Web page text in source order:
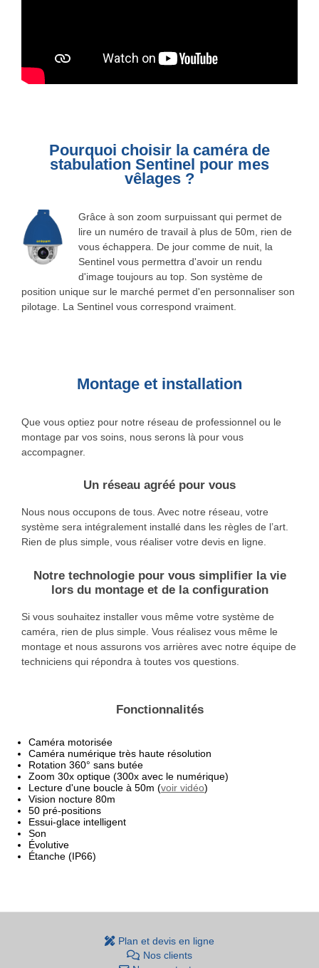
Pourquoi choisir la caméra de
stabulation Sentinel pour mes
vêlages ?
Grâce à son zoom surpuissant qui permet de
lire un numéro de travail à plus de 50m, rien de
vous échappera. De jour comme de nuit, la
Sentinel vous permettra d'avoir un rendu
d'image toujours au top. Son système de
position unique sur le marché permet d'en personnaliser son
pilotage. La Sentinel vous correspond vraiment.
Montage et installation
Que vous optiez pour notre réseau de professionnel ou le
montage par vos soins, nous serons là pour vous
accompagner.
Un réseau agréé pour vous
Nous nous occupons de tous. Avec notre réseau, votre
système sera intégralement installé dans les règles de l’art.
Rien de plus simple, vous réaliser votre devis en ligne.
Notre technologie pour vous simplifier la vie
lors du montage et de la configuration
Si vous souhaitez installer vous même votre système de
caméra, rien de plus simple. Vous réalisez vous même le
montage et nous assurons vos arrières avec notre équipe de
techniciens qui répondra à toutes vos questions.
Fonctionnalités
Caméra motorisée
Caméra numérique très haute résolution
Rotation 360° sans butée
Zoom 30x optique (300x avec le numérique)
Lecture d'une boucle à 50m (voir vidéo)
Vision nocture 80m
50 pré-positions
Essui-glace intelligent
Son
Évolutive
Étanche (IP66)
Plan et devis en ligne
Nos clients